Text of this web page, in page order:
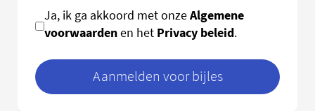
Ja, ik ga akkoord met onzeAlgemene
voorwaardenen het Privacy beleid.
Aanmelden voor bijles